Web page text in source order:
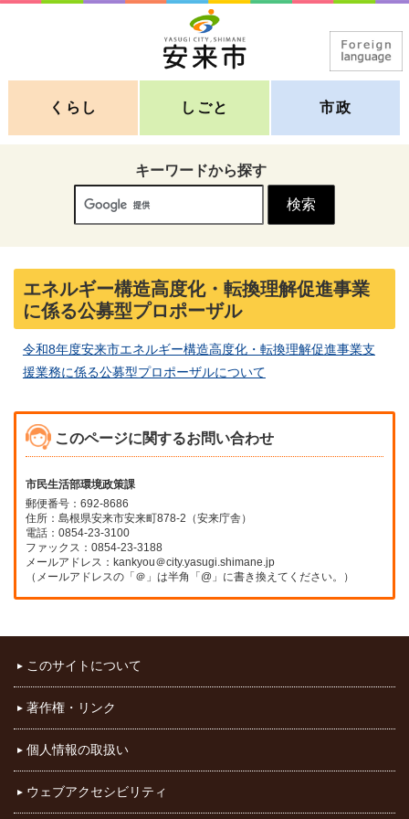
くらし しごと 市政
キーワードから探す
エネルギー構造高度化・転換理解促進事業
に係る公募型プロポーザル
令和8年度安来市エネルギー構造高度化・転換理解促進事業支
援業務に係る公募型プロポーザルについて
このページに関するお問い合わせ
市民生活部環境政策課
郵便番号：692-8686
住所：島根県安来市安来町878-2（安来庁舎）
電話：0854-23-3100
ファックス：0854-23-3188
メールアドレス：kankyou＠city.yasugi.shimane.jp
（メールアドレスの「＠」は半角「@」に書き換えてください。）
このサイトについて
著作権・リンク
個人情報の取扱い
ウェブアクセシビリティ